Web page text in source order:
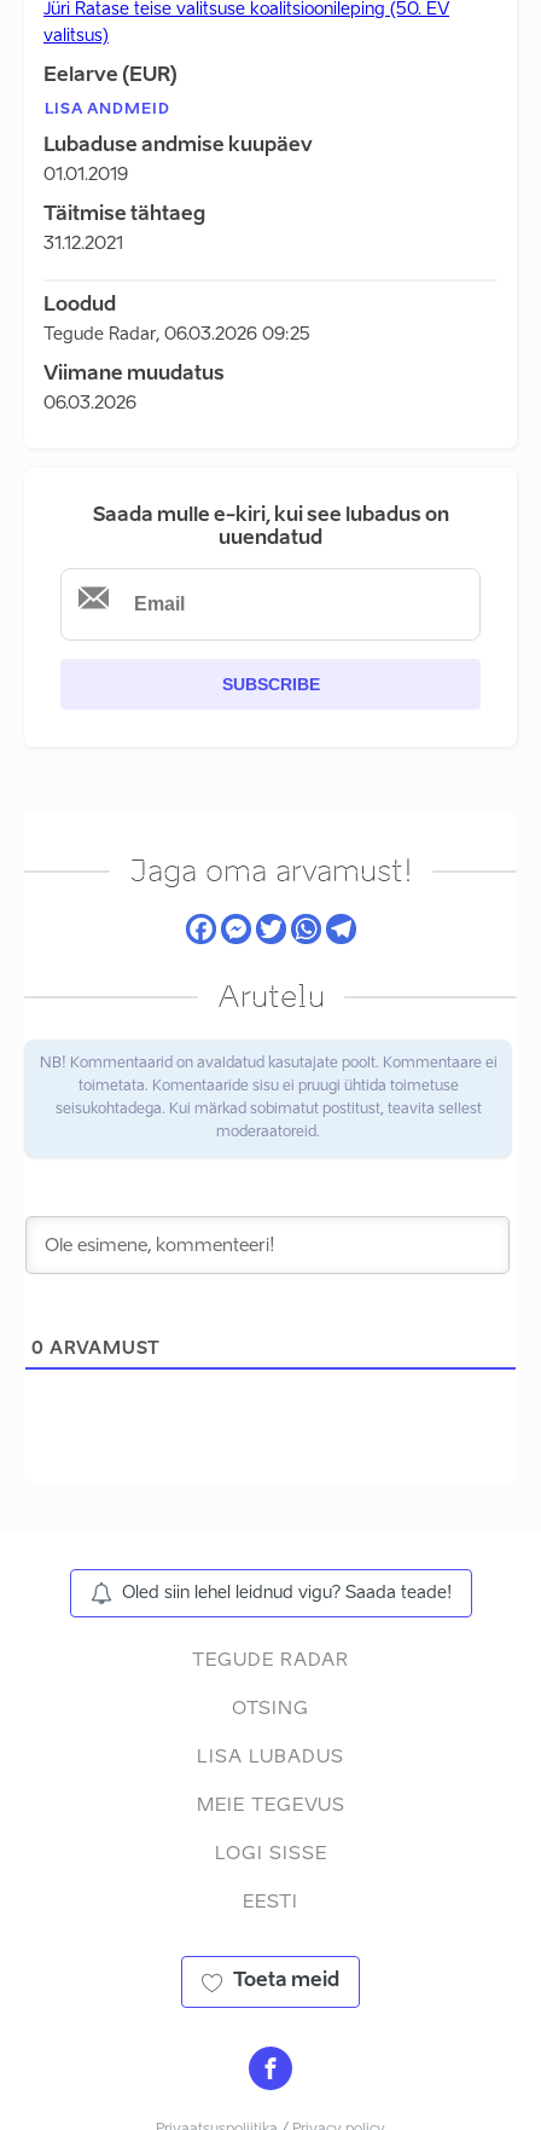
Jüri Ratase teise valitsuse koalitsioonileping (50. EV
valitsus)
Eelarve (EUR)
LISA ANDMEID
Lubaduse andmise kuupäev
01.01.2019
Täitmise tähtaeg
31.12.2021
Loodud
Tegude Radar, 06.03.2026 09:25
Viimane muudatus
06.03.2026
Saada mulle e-kiri, kui see lubadus on
uuendatud
SUBSCRIBE
Jaga oma arvamust!
Arutelu
NB! Kommentaarid on avaldatud kasutajate poolt. Kommentaare ei
toimetata. Komentaaride sisu ei pruugi ühtida toimetuse
seisukohtadega. Kui märkad sobimatut postitust, teavita sellest
moderaatoreid.
0 ARVAMUST
Oled siin lehel leidnud vigu? Saada teade!
TEGUDE RADAR
OTSING
LISA LUBADUS
MEIE TEGEVUS
LOGI SISSE
EESTI
Toeta meid